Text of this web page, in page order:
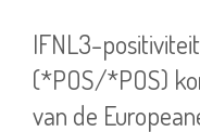
IFNL3-
(*POS/*POS)
van de